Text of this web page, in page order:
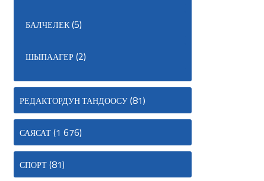
БАЛЧЕЛЕК(5)
ШЫПААГЕР(2)
РЕДАКТОРДУН ТАНДООСУ(81)
САЯСАТ(1 676)
СПОРТ(81)